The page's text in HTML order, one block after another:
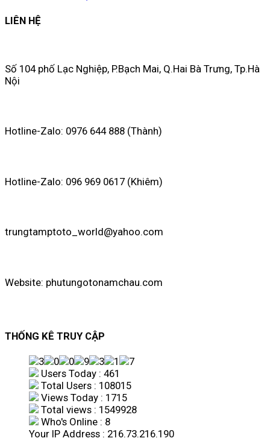
LIÊN HỆ
Số 104 phố Lạc Nghiệp, P.Bạch Mai, Q.Hai Bà Trưng, Tp.Hà
Nội
Hotline-Zalo: 0976 644 888 (Thành)
Hotline-Zalo: 096 969 0617 (Khiêm)
trungtamptoto_world@yahoo.com
Website: phutungotonamchau.com
THỐNG KÊ TRUY CẬP
Users Today : 461
Total Users : 108015
Views Today : 1715
Total views : 1549928
Who's Online : 8
Your IP Address : 216.73.216.190